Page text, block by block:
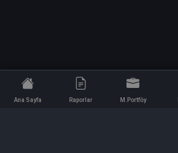
Ana Sayfa Raporlar M.Portföy